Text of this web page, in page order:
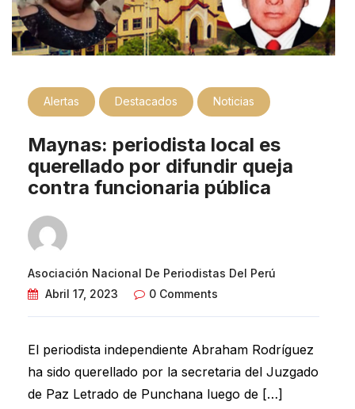
Alertas Destacados Noticias
Maynas: periodista local es
querellado por difundir queja
contra funcionaria pública
Asociación Nacional De Periodistas Del Perú
Abril 17, 2023
0 Comments
El periodista independiente Abraham Rodríguez
ha sido querellado por la secretaria del Juzgado
de Paz Letrado de Punchana luego de […]